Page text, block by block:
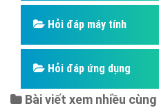
Hỏi đáp máy tính
Hỏi đáp ứng dụng
Bài viết xem nhiều